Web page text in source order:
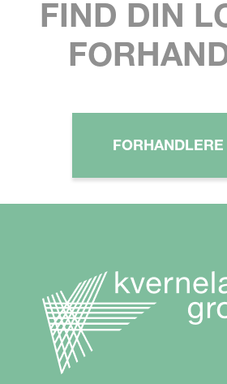
FIND DIN
FORHANDLERE